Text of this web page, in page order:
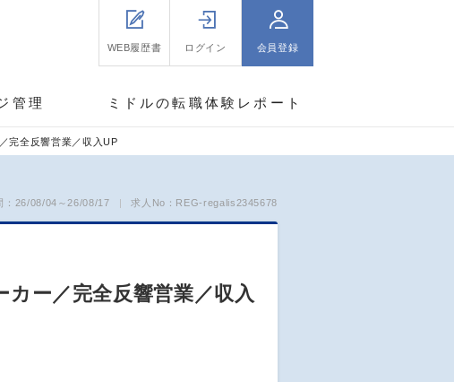
WEB履歴書 ログイン 会員登録
管理 ミドルの転職体験レポート
完全反響営業／収入UP
：26/08/04～26/08/17 求人No：REG-regalis2345678
ー／完全反響営業／収入